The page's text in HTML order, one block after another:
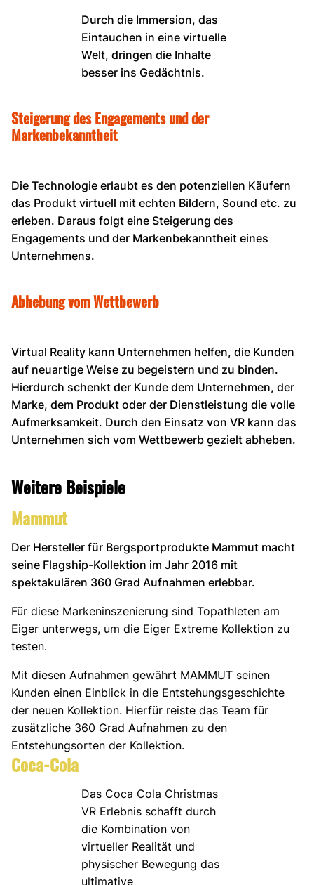
Durch die Immersion, das
Eintauchen in eine virtuelle
Welt, dringen die Inhalte
besser ins Gedächtnis.
Steigerung des Engagements und der
Markenbekanntheit
Die Technologie erlaubt es den potenziellen Käufern
das Produkt virtuell mit echten Bildern, Sound etc. zu
erleben. Daraus folgt eine Steigerung des
Engagements und der Markenbekanntheit eines
Unternehmens.
Abhebung vom Wettbewerb
Virtual Reality kann Unternehmen helfen, die Kunden
auf neuartige Weise zu begeistern und zu binden.
Hierdurch schenkt der Kunde dem Unternehmen, der
Marke, dem Produkt oder der Dienstleistung die volle
Aufmerksamkeit. Durch den Einsatz von VR kann das
Unternehmen sich vom Wettbewerb gezielt abheben.
Weitere Beispiele
Mammut
Der Hersteller für Bergsportprodukte Mammut macht
seine Flagship-Kollektion im Jahr 2016 mit
spektakulären 360 Grad Aufnahmen erlebbar.
Für diese Markeninszenierung sind Topathleten am
Eiger unterwegs, um die Eiger Extreme Kollektion zu
testen.
Mit diesen Aufnahmen gewährt MAMMUT seinen
Kunden einen Einblick in die Entstehungsgeschichte
der neuen Kollektion. Hierfür reiste das Team für
zusätzliche 360 Grad Aufnahmen zu den
Entstehungsorten der Kollektion.
Coca-Cola
Das Coca Cola Christmas
VR Erlebnis schafft durch
die Kombination von
virtueller Realität und
physischer Bewegung das
ultimative